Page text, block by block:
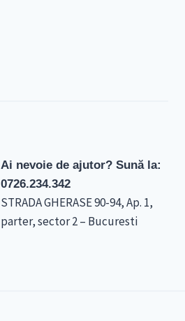
Ai nevoie de ajutor? Sună la:
0726.234.342
STRADA GHERASE 90-94, Ap. 1,
parter, sector 2 – Bucuresti